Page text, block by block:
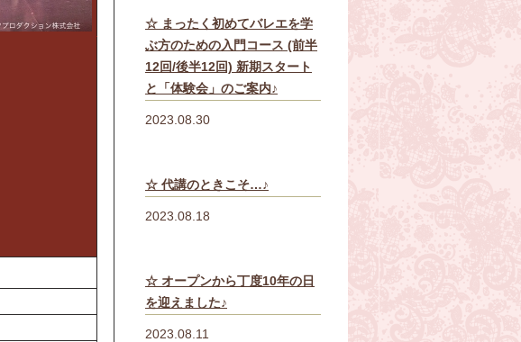
☆ まったく初めてバレエを学
ぶ方のための入門コース (前半
12回/後半12回) 新期スタート
と「体験会」のご案内♪
2023.08.30
☆ 代講のときこそ…♪
2023.08.18
☆ オープンから丁度10年の日
を迎えました♪
2023.08.11